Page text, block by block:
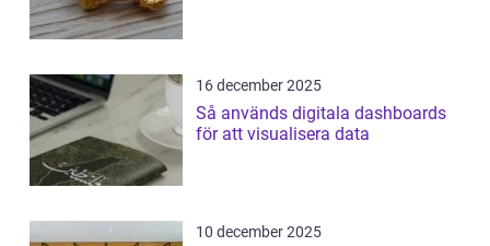
16 december 2025
Så används digitala dashboards
för att visualisera data
10 december 2025